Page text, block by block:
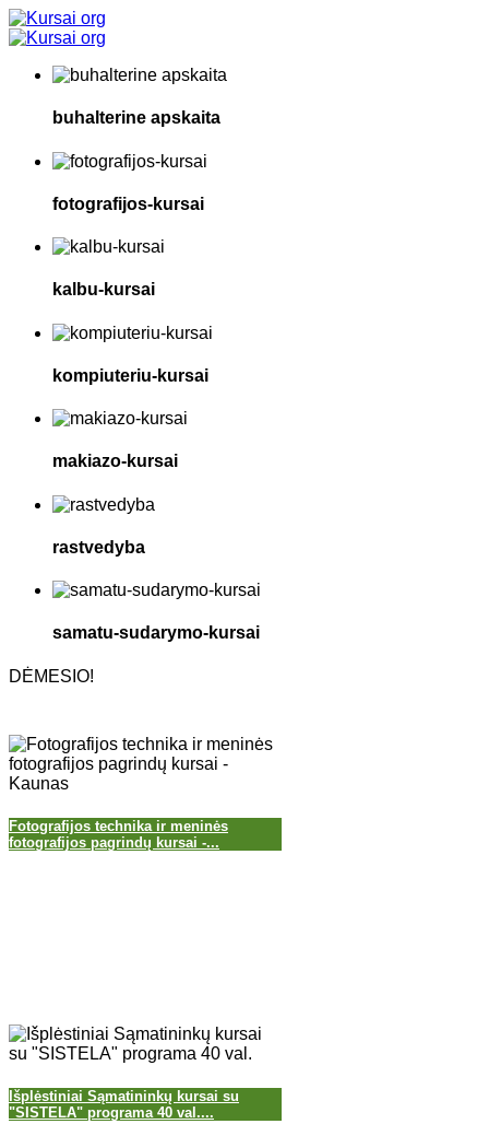
buhalterine apskaita
fotografijos-kursai
kalbu-kursai
kompiuteriu-kursai
makiazo-kursai
rastvedyba
samatu-sudarymo-kursai
DĖMESIO!
Fotografijos technika ir meninės
fotografijos pagrindų kursai -...
Išplėstiniai Sąmatininkų kursai su
"SISTELA" programa 40 val....